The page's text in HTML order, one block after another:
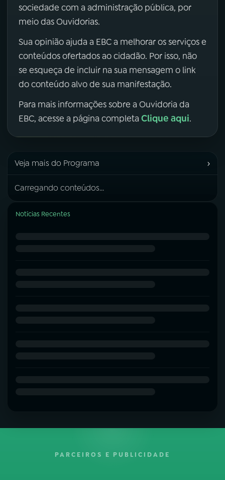
sociedade com a administração pública, por
meio das Ouvidorias.
Sua opinião ajuda a EBC a melhorar os serviços e
conteúdos ofertados ao cidadão. Por isso, não
se esqueça de incluir na sua mensagem o link
do conteúdo alvo de sua manifestação.
Para mais informações sobre a Ouvidoria da
EBC, acesse a página completa Clique aqui.
Veja mais do Programa ›
Carregando conteúdos...
Notícias Recentes
PARCEIROS E PUBLICIDADE